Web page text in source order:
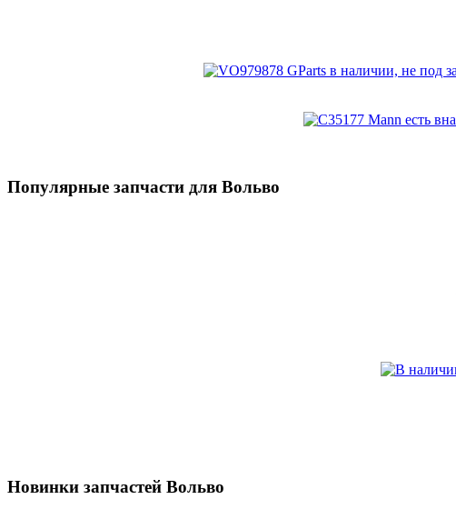
Популярные запчасти для Вольво
Новинки запчастей Вольво